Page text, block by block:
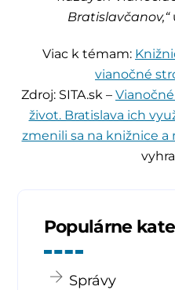
Bratislavčanov,“
Viac k témam:
vianočné
Zdroj: SITA.sk –
život. Bratislava ich
zmenili sa na knižnice a
Populárne
Správy